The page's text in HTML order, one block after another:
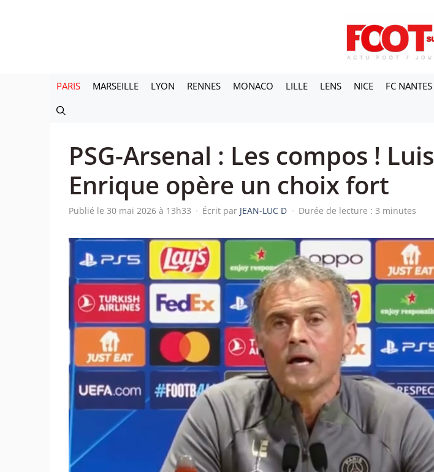
PARIS MARSEILLE LYON RENNES MONACO LILLE LENS NICE FC NANTES
PSG-Arsenal : Les compos ! Luis
Enrique opère un choix fort
Publié le 30 mai 2026 à 13h33 · Écrit par JEAN-LUC D · Durée de lecture : 3 minutes